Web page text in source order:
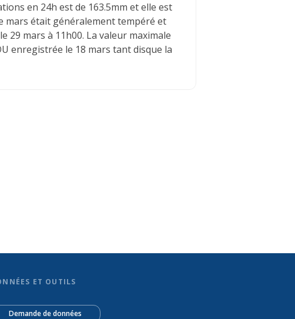
en 24h est de 163.5mm et elle est
mars était généralement tempéré et
29 mars à 11h00. La valeur maximale
enregistrée le 18 mars tant disque la
ET OUTILS
Demande de données